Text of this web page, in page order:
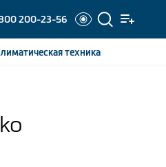
200-23-56
техника